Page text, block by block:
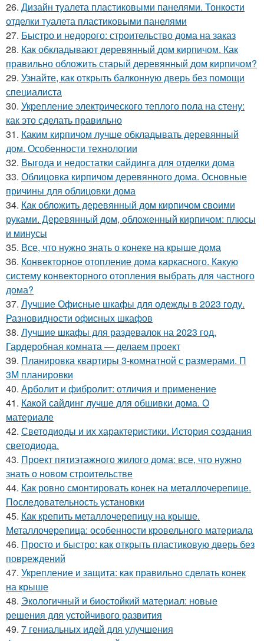
26. Дизайн туалета пластиковыми панелями. Тонкости
отделки туалета пластиковыми панелями
27. Быстро и недорого: строительство дома на заказ
28. Как обкладывают деревянный дом кирпичом. Как
правильно обложить старый деревянный дом кирпичом?
29. Узнайте, как открыть балконную дверь без помощи
специалиста
30. Укрепление электрического теплого пола на стену:
как это сделать правильно
31. Каким кирпичом лучше обкладывать деревянный
дом. Особенности технологии
32. Выгода и недостатки сайдинга для отделки дома
33. Облицовка кирпичом деревянного дома. Основные
причины для облицовки дома
34. Как обложить деревянный дом кирпичом своими
руками. Деревянный дом, обложенный кирпичом: плюсы
и минусы
35. Все, что нужно знать о конеке на крыше дома
36. Конвекторное отопление дома каркасного. Какую
систему конвекторного отопления выбрать для частного
дома?
37. Лучшие Офисные шкафы для одежды в 2023 году.
Разновидности офисных шкафов
38. Лучшие шкафы для раздевалок на 2023 год.
Гардеробная комната — делаем проект
39. Планировка квартиры 3-комнатной с размерами. П
3М планировки
40. Арболит и фибролит: отличия и применение
41. Какой сайдинг лучше для обшивки дома. О
материале
42. Светодиоды и их характеристики. История создания
светодиода.
43. Проект пятиэтажного жилого дома: все, что нужно
знать о новом строительстве
44. Как ровно смонтировать конек на металлочерепице.
Последовательность установки
45. Как крепить металлочерепицу на крыше.
Металлочерепица: особенности кровельного материала
46. Просто и быстро: как открыть пластиковую дверь без
повреждений
47. Укрепление и защита: как правильно сделать конек
на крыше
48. Экологичный и биостойкий материал: новые
решения для устойчивого развития
49. 7 гениальных идей для улучшения